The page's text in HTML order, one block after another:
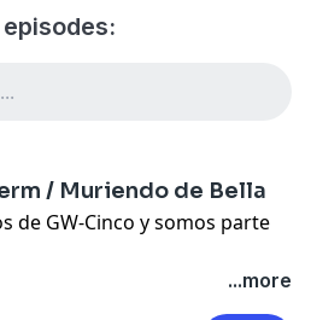
/ Muriendo de Bella
de GW-Cinco y somos parte
...more